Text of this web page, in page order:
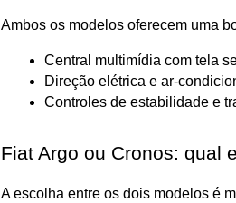
Ambos os modelos oferecem uma
Central multimídia com tela
Direção elétrica e ar-
Controles de estabilidade e
Fiat Argo ou Cronos: qual
A escolha entre os dois modelos é